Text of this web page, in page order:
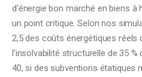
d'énergie bon marché en biens à
un point critique. Selon nos
2,5 des coûts énergétiques réels
l'insolvabilité structurelle de 35
40, si des subventions étatiques